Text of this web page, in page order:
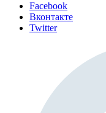
Facebook
Вконтакте
Twitter